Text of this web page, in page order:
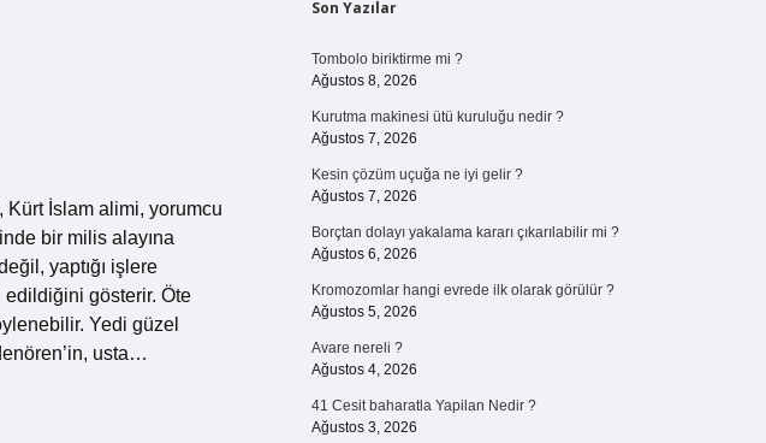
İslam alimi, yorumcu
bir milis alayına
yaptığı işlere
edildiğini gösterir. Öte
Yedi güzel
usta…
Sidebar
Son Yazılar
Tombolo biriktirme mi ?
Ağustos 8, 2026
Kurutma makinesi ütü kuruluğu nedir ?
Ağustos 7, 2026
Kesin çözüm uçuğa ne iyi gelir ?
Ağustos 7, 2026
Borçtan dolayı yakalama kararı çıkarılabilir mi ?
Ağustos 6, 2026
Kromozomlar hangi evrede ilk olarak görülür ?
Ağustos 5, 2026
Avare nereli ?
Ağustos 4, 2026
41 Cesit baharatla Yapilan Nedir ?
Ağustos 3, 2026